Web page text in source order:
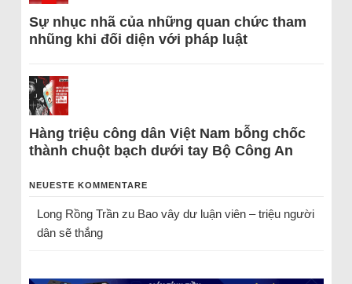
Sự nhục nhã của những quan chức tham
nhũng khi đối diện với pháp luật
Hàng triệu công dân Việt Nam bỗng chốc
thành chuột bạch dưới tay Bộ Công An
NEUESTE KOMMENTARE
Long Rồng Trầnzu Bao vây dư luận viên – triệu người
dân sẽ thắng